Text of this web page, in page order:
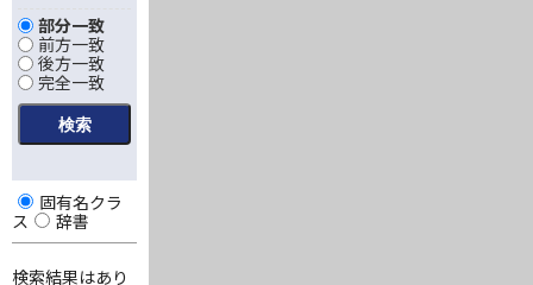
部分一致
前方一致
後方一致
完全一致
固有名クラ
ス
辞書
検索結果はあり